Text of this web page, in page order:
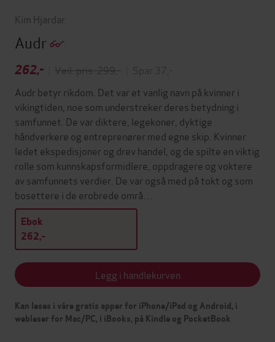
Kim Hjardar
Audr
262,- Veil. pris: 299,-
Spar 37,-
Audr betyr rikdom. Det var et vanlig navn på kvinner i
vikingtiden, noe som understreker deres betydning i
samfunnet. De var diktere, legekoner, dyktige
håndverkere og entreprenører med egne skip. Kvinner
ledet ekspedisjoner og drev handel, og de spilte en viktig
rolle som kunnskapsformidlere, oppdragere og voktere
av samfunnets verdier. De var også med på tokt og som
bosettere i de erobrede områ…
Ebok
262,-
Legg i handlekurven
Kan leses i våre gratis apper for iPhone/iPad og Android, i
webleser for Mac/PC, i iBooks, på Kindle og PocketBook